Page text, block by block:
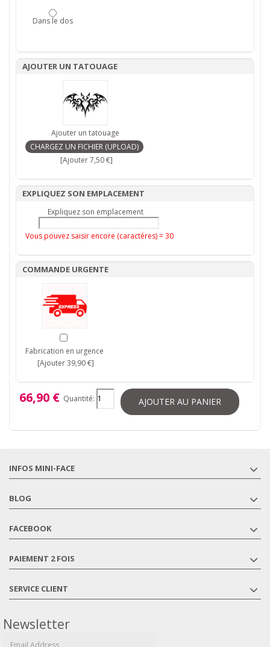
Dans le dos
AJOUTER UN TATOUAGE
Ajouter un tatouage
[Ajouter 7,50 €]
EXPLIQUEZ SON EMPLACEMENT
Expliquez son emplacement
Vous pouvez saisir encore (caractéres) =30
COMMANDE URGENTE
Fabrication en urgence
[Ajouter 39,90 €]
66,90 € Quantité: AJOUTER AU PANIER
INFOS MINI-FACE
BLOG
FACEBOOK
PAIEMENT 2 FOIS
SERVICE CLIENT
Newsletter